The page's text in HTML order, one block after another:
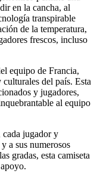
en la cancha, al
transpirable
de la temperatura,
frescos, incluso
equipo de Francia,
del país. Esta
y jugadores,
al equipo
jugador y
a sus numerosos
gradas, esta camiseta